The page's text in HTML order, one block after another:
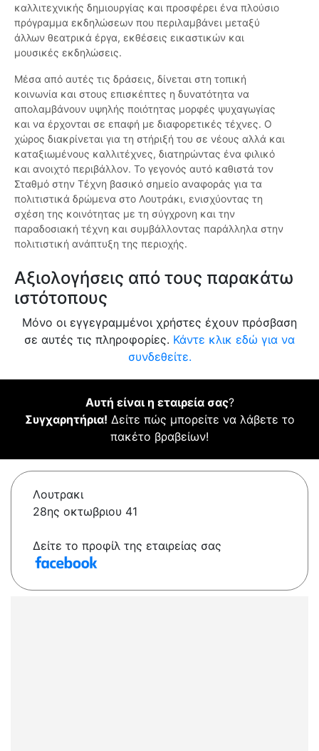
καλλιτεχνικής δημιουργίας και προσφέρει ένα πλούσιο
πρόγραμμα εκδηλώσεων που περιλαμβάνει μεταξύ
άλλων θεατρικά έργα, εκθέσεις εικαστικών και
μουσικές εκδηλώσεις.
Μέσα από αυτές τις δράσεις, δίνεται στη τοπική
κοινωνία και στους επισκέπτες η δυνατότητα να
απολαμβάνουν υψηλής ποιότητας μορφές ψυχαγωγίας
και να έρχονται σε επαφή με διαφορετικές τέχνες. Ο
χώρος διακρίνεται για τη στήριξή του σε νέους αλλά και
καταξιωμένους καλλιτέχνες, διατηρώντας ένα φιλικό
και ανοιχτό περιβάλλον. Το γεγονός αυτό καθιστά τον
Σταθμό στην Τέχνη βασικό σημείο αναφοράς για τα
πολιτιστικά δρώμενα στο Λουτράκι, ενισχύοντας τη
σχέση της κοινότητας με τη σύγχρονη και την
παραδοσιακή τέχνη και συμβάλλοντας παράλληλα στην
πολιτιστική ανάπτυξη της περιοχής.
Αξιολογήσεις από τους παρακάτω
ιστότοπους
Μόνο οι εγγεγραμμένοι χρήστες έχουν πρόσβαση
σε αυτές τις πληροφορίες. Κάντε κλικ εδώ για να
συνδεθείτε.
Αυτή είναι η εταιρεία σας?
Συγχαρητήρια! Δείτε πώς μπορείτε να λάβετε το
πακέτο βραβείων!
Λουτρακι
28ης οκτωβριου 41
Δείτε το προφίλ της εταιρείας σας